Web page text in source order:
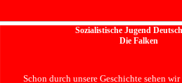
Sozialistische Jugend
Die Falken
Schon durch unsere Geschichte sehen